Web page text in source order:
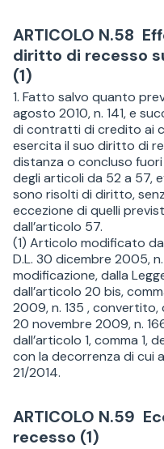
ARTICOLO N.58
diritto di recesso
(1)
1. Fatto salvo quanto
agosto 2010, n. 141, e
di contratti di credito ai
esercita il suo diritto di
distanza o concluso
degli articoli da 52 a 57,
sono risolti di diritto,
eccezione di quelli
dall’articolo 57.
(1) Articolo modificato
D.L. 30 dicembre 2005,
modificazione, dalla
dall’articolo 20 bis,
2009, n. 135 , convertito,
20 novembre 2009, n.
dall’articolo 1, comma 1,
con la decorrenza di cui
21/2014.
ARTICOLO N.59
recesso (1)